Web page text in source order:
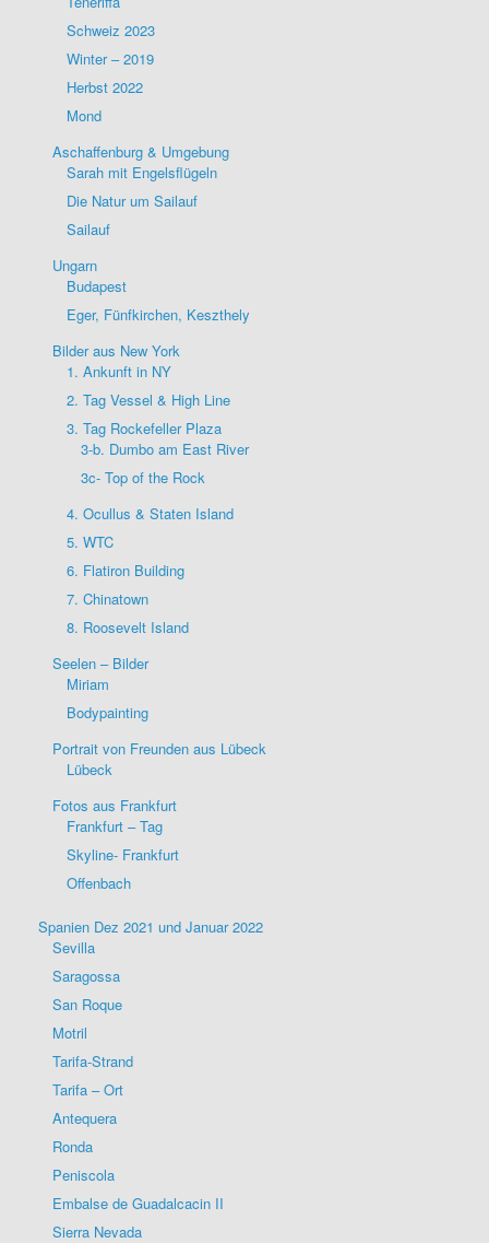
Schweiz 2023
Winter – 2019
Herbst 2022
Mond
Aschaffenburg & Umgebung
Sarah mit Engelsflügeln
Die Natur um Sailauf
Sailauf
Ungarn
Budapest
Eger, Fünfkirchen, Keszthely
Bilder aus New York
1. Ankunft in NY
2. Tag Vessel & High Line
3. Tag Rockefeller Plaza
3-b. Dumbo am East River
3c- Top of the Rock
4. Ocullus & Staten Island
5. WTC
6. Flatiron Building
7. Chinatown
8. Roosevelt Island
Seelen – Bilder
Miriam
Bodypainting
Portrait von Freunden aus Lübeck
Lübeck
Fotos aus Frankfurt
Frankfurt – Tag
Skyline- Frankfurt
Offenbach
Spanien Dez 2021 und Januar 2022
Sevilla
Saragossa
San Roque
Motril
Tarifa-Strand
Tarifa – Ort
Antequera
Ronda
Peniscola
Embalse de Guadalcacin II
Sierra Nevada